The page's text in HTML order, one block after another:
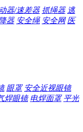
器/速差器 抓绳器 逃
器 安全绳 安全网 医
眼罩 安全近视眼镜
焊眼镜 电焊面罩 平光